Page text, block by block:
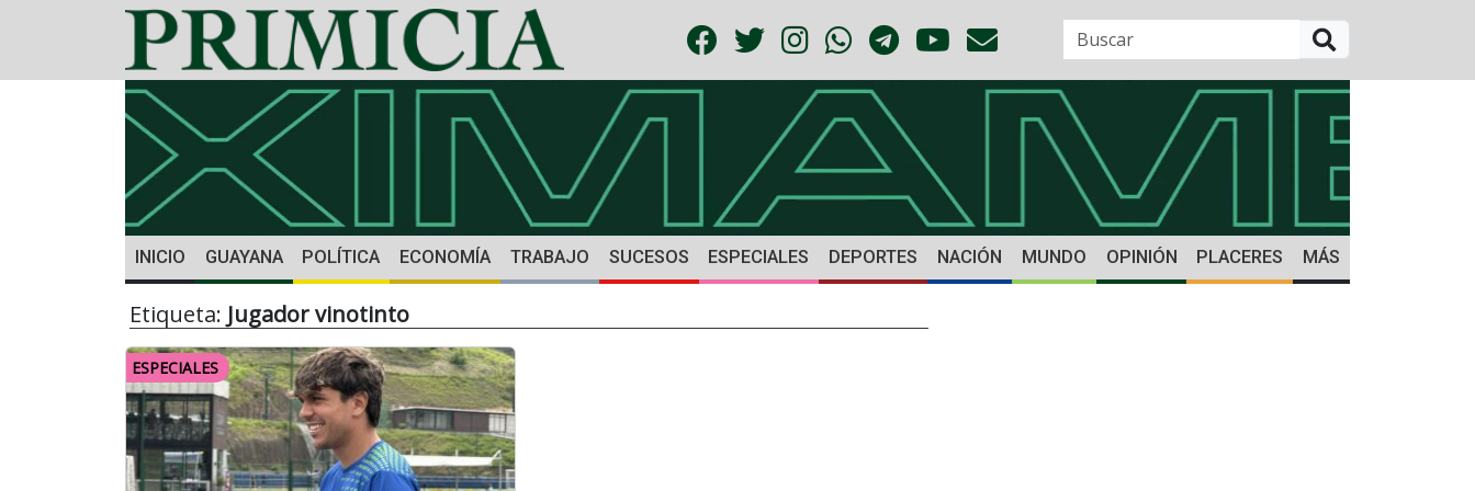
INICIO GUAYANA POLÍTICA ECONOMÍA TRABAJO SUCESOS ESPECIALES DEPORTES NACIÓN MUNDO OPINIÓN PLACERES MÁS
Etiqueta: Jugador vinotinto
ESPECIALES